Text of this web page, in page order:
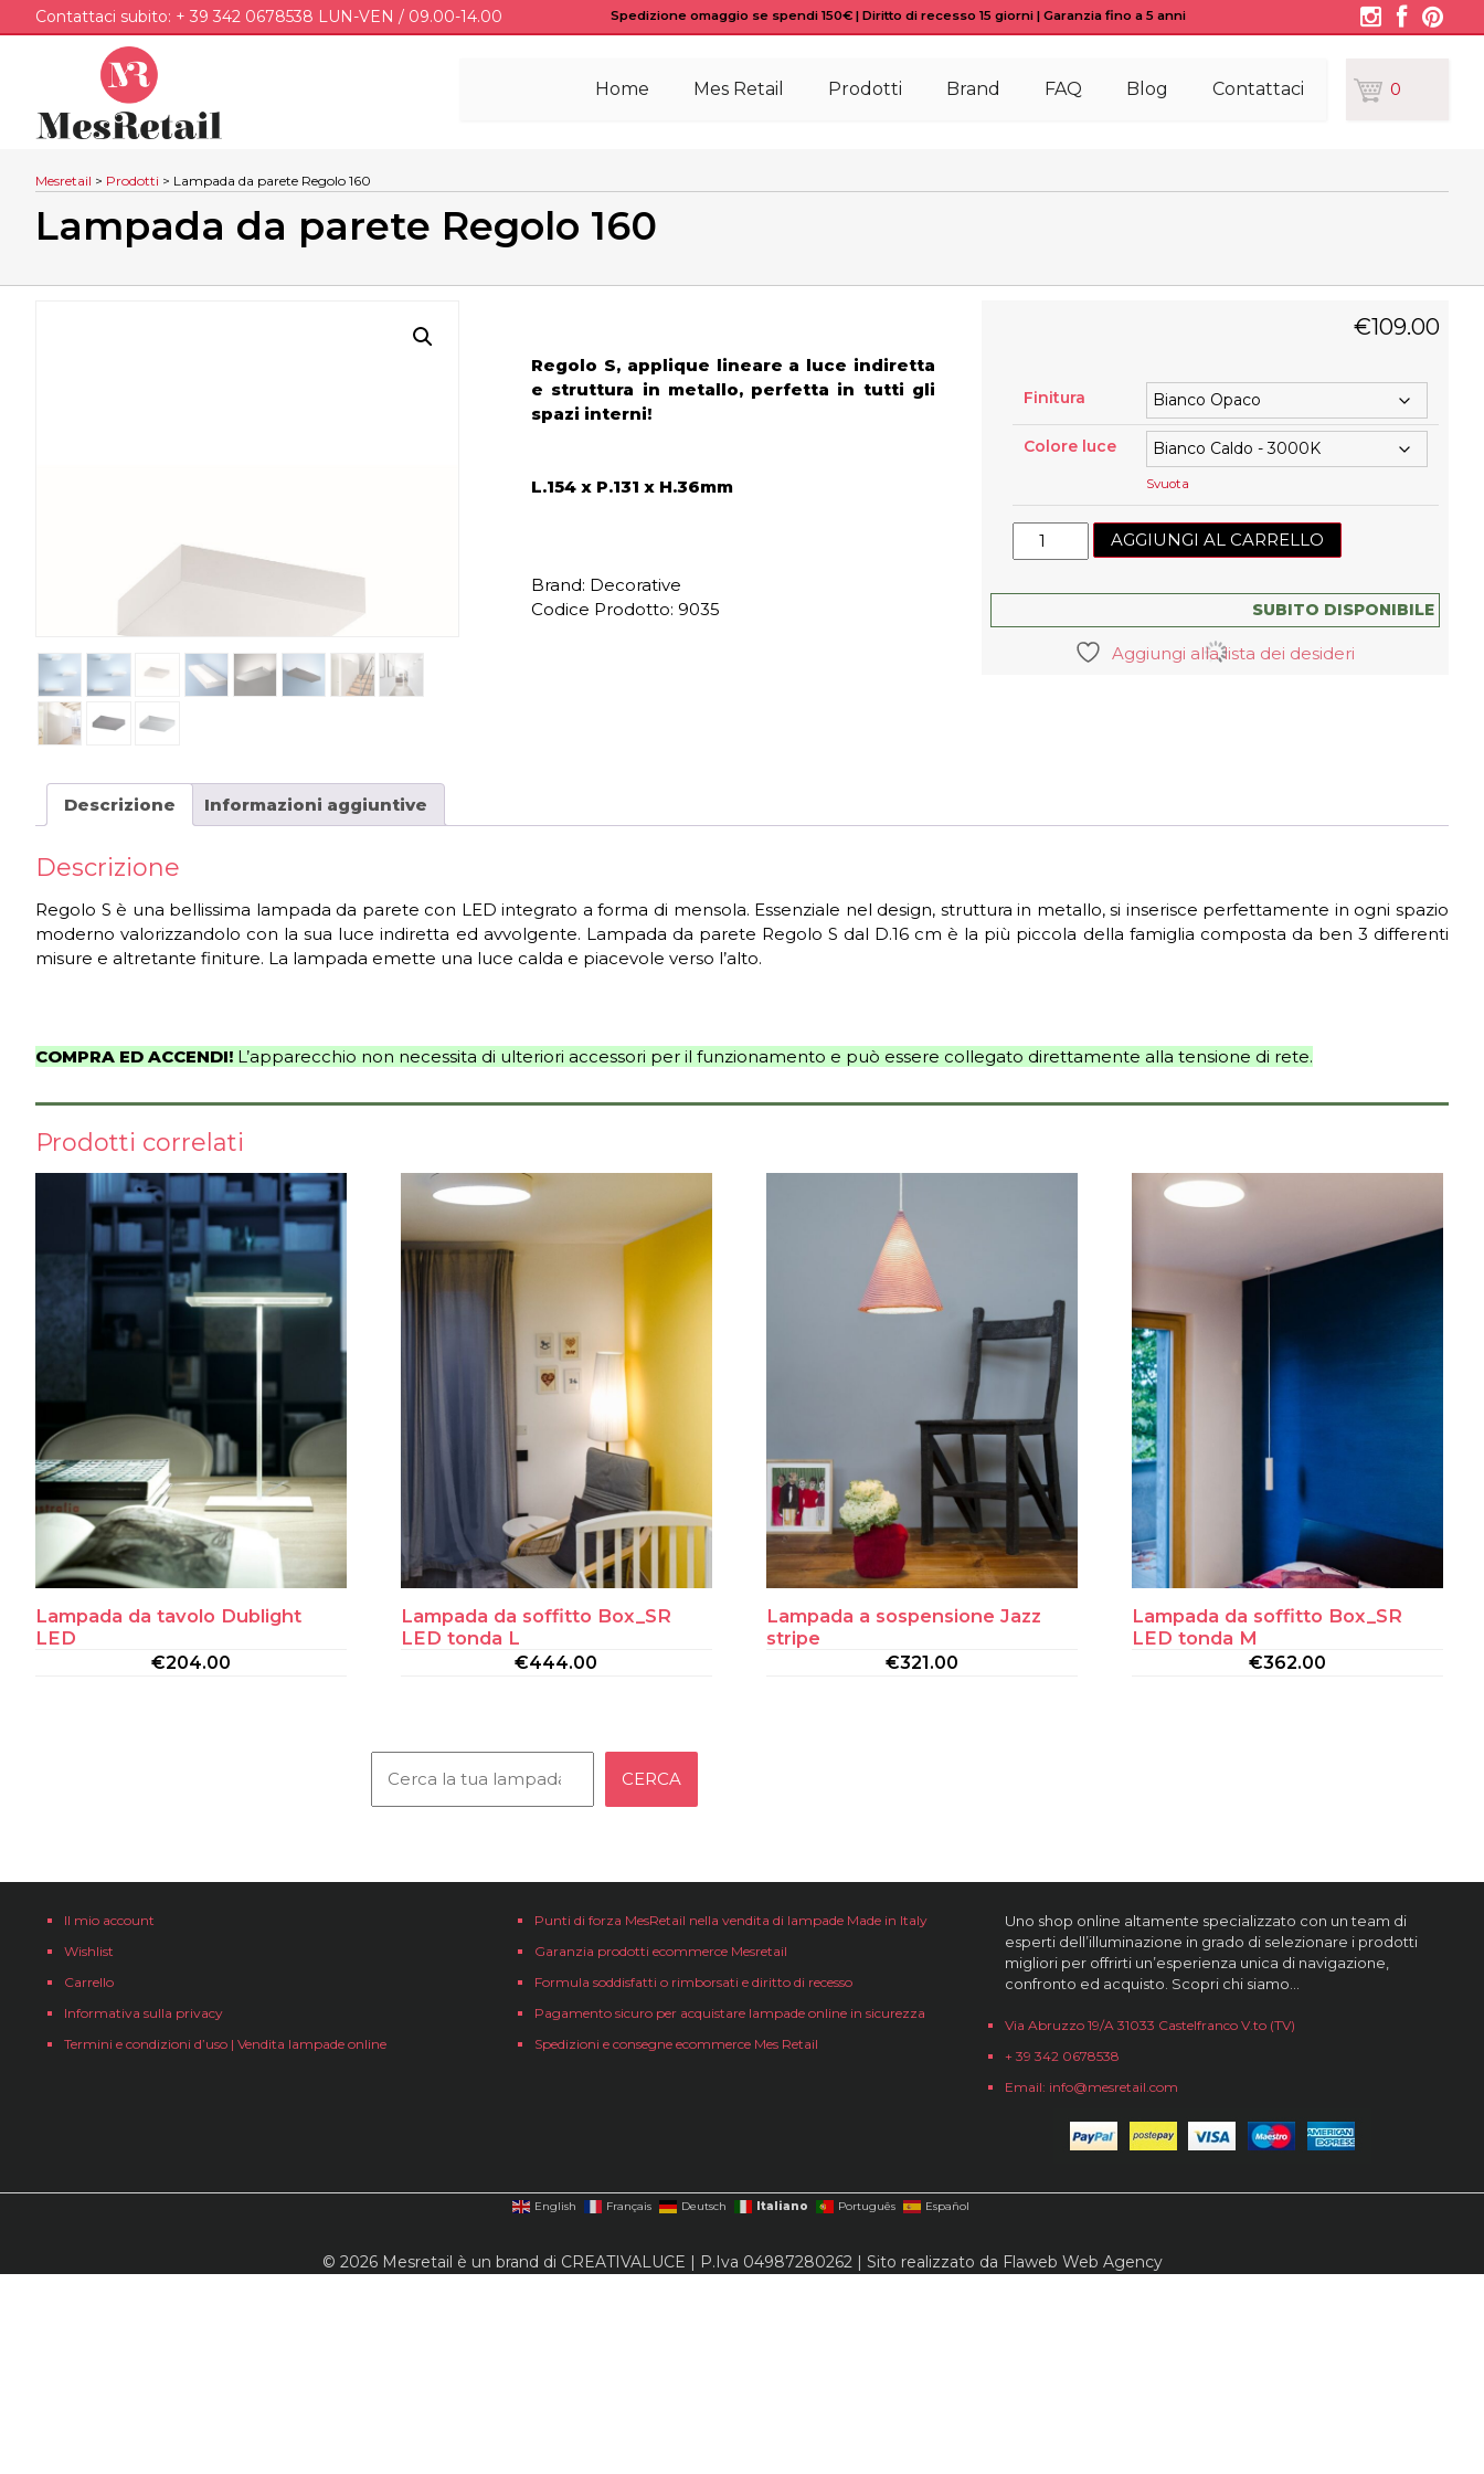
Contattaci subito: + 39 342 0678538 LUN-VEN / 09.00-14.00 Spedizione omaggio se spendi 150€ | Diritto di recesso 15 giorni | Garanzia fino a 5 anni
Home Mes Retail Prodotti Brand FAQ Blog Contattaci 0
Mesretail > Prodotti > Lampada da parete Regolo 160
Lampada da parete Regolo 160
€109.00
Finitura
Colore luce
Svuota
Lampada
da
160
quantità
AGGIUNGI AL CARRELLO
SUBITO DISPONIBILE
Aggiungi alla lista dei desideri
Regolo S, applique lineare a luce indiretta
e struttura in metallo, perfetta in tutti gli
spazi interni!
L.154 x P.131 x H.36mm
Brand: Decorative
Codice Prodotto: 9035
Descrizione Informazioni aggiuntive
Descrizione
Regolo S è una bellissima lampada da parete con LED integrato a forma di mensola. Essenziale nel design, struttura in metallo, si inserisce perfettamente in ogni spazio
moderno valorizzandolo con la sua luce indiretta ed avvolgente. Lampada da parete Regolo S dal D.16 cm è la più piccola della famiglia composta da ben 3 differenti
misure e altretante finiture. La lampada emette una luce calda e piacevole verso l’alto.
COMPRA ED ACCENDI! L’apparecchio non necessita di ulteriori accessori per il funzionamento e può essere collegato direttamente alla tensione di rete.
Prodotti correlati
Lampada da tavolo Dublight
LED
€204.00
Lampada da soffitto Box_SR
LED tonda L
€444.00
Lampada a sospensione Jazz
stripe
€321.00
Lampada da soffitto Box_SR
LED tonda M
€362.00
CERCA
Il mio account
Wishlist
Carrello
Informativa sulla privacy
Termini e condizioni d’uso | Vendita lampade online
Punti di forza MesRetail nella vendita di lampade Made in Italy
Garanzia prodotti ecommerce Mesretail
Formula soddisfatti o rimborsati e diritto di recesso
Pagamento sicuro per acquistare lampade online in sicurezza
Spedizioni e consegne ecommerce Mes Retail
Uno shop online altamente specializzato con un team di
esperti dell’illuminazione in grado di selezionare i prodotti
migliori per offrirti un’esperienza unica di navigazione,
confronto ed acquisto. Scopri chi siamo…
Via Abruzzo 19/A 31033 Castelfranco V.to (TV)
+ 39 342 0678538
Email: info@mesretail.com
English Français Deutsch Italiano Português Español
© 2026 Mesretail è un brand di CREATIVALUCE | P.Iva 04987280262 | Sito realizzato da Flaweb Web Agency